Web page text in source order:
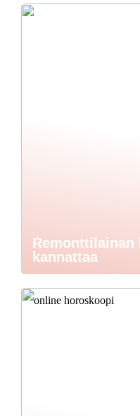
kannattaa